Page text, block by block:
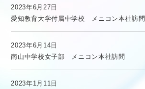
2023年6月27日
愛知教育大学付属中学校 メニコン本社訪問
2023年6月14日
南山中学校女子部 メニコン本社訪問
2023年1月11日